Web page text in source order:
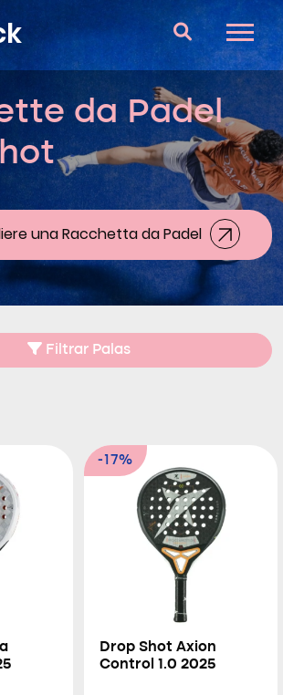
da Padel
e risposte
da Padel
una Racchetta da Padel
Filtrar Palas
-17%
Drop Shot Axion
Control 1.0 2025